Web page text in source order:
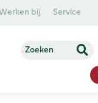
bij Service